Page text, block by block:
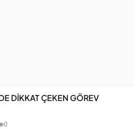
DİKKAT ÇEKEN GÖREV
0